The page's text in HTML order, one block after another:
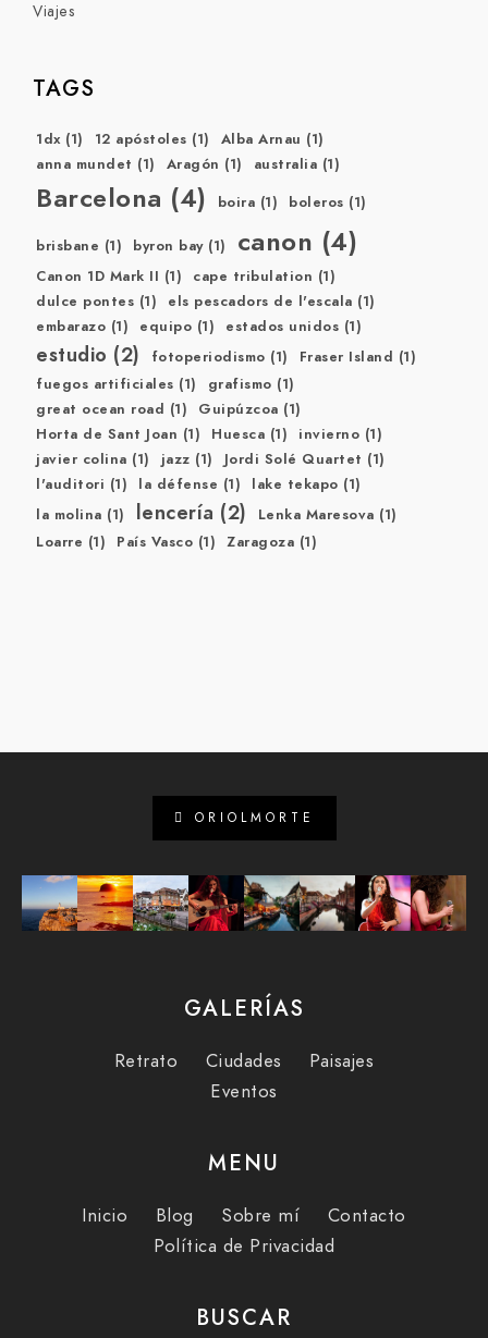
Viajes
TAGS
1dx(1) 12 apóstoles (1) Alba Arnau (1)
anna mundet (1) Aragón (1) australia (1)
Barcelona (4) boira (1) boleros (1)
brisbane (1) byron bay(1) canon (4)
Canon 1D Mark II (1) cape tribulation (1)
dulce pontes (1) els pescadors de l'escala (1)
embarazo (1) equipo (1) estados unidos (1)
estudio (2) fotoperiodismo (1) Fraser Island (1)
fuegos artificiales (1) grafismo (1)
great ocean road (1) Guipúzcoa (1)
Horta de Sant Joan (1) Huesca (1) invierno (1)
javier colina (1) jazz (1) Jordi Solé Quartet (1)
l'auditori (1) la défense (1) lake tekapo (1)
la molina (1) lencería (2) Lenka Maresova (1)
Loarre (1) País Vasco (1) Zaragoza (1)
ORIOLMORTE
GALERÍAS
Retrato Ciudades
Paisajes
Eventos
MENU
Inicio Blog Sobre mí
Contacto
Política de Privacidad
BUSCAR